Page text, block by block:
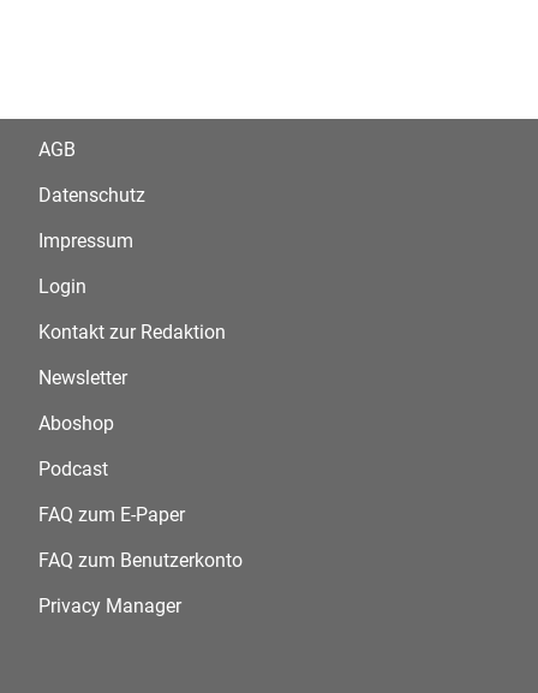
AGB
Datenschutz
Impressum
Login
Kontakt zur Redaktion
Newsletter
Aboshop
Podcast
FAQ zum E-Paper
FAQ zum Benutzerkonto
Privacy Manager